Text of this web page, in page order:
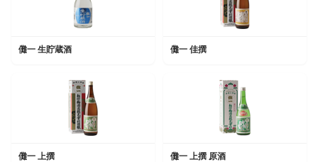
儺一 生貯蔵酒 儺一 佳撰
儺一 上撰 儺一 上撰 原酒